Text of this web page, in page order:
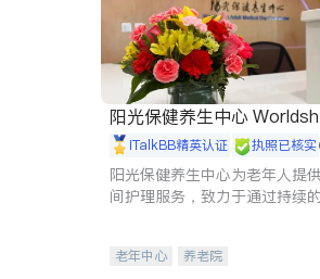
阳光保健养生中心
iTalkBB精英认证 执照已核实
阳光保健养生中心为老年人提
间护理服务，致力于通过持续
老年中心 养老院